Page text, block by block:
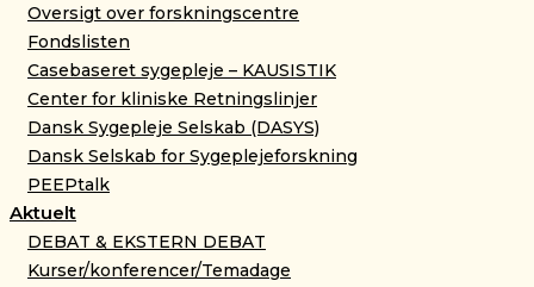
Oversigt over forskningscentre
Fondslisten
Casebaseret sygepleje – KAUSISTIK
Center for kliniske Retningslinjer
Dansk Sygepleje Selskab (DASYS)
Dansk Selskab for Sygeplejeforskning
PEEPtalk
Aktuelt
DEBAT & EKSTERN DEBAT
Kurser/konferencer/Temadage